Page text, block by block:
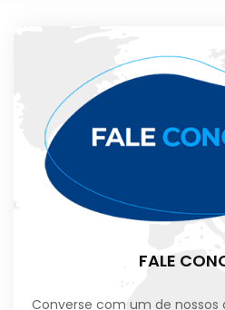
FALE
Converse com um de